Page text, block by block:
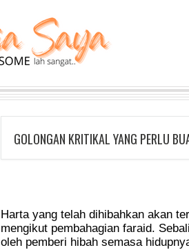
GOLONGAN KRITIKAL YANG PERLU
Harta yang telah dihibahkan akan
mengikut pembahagian faraid.
oleh pemberi hibah semasa